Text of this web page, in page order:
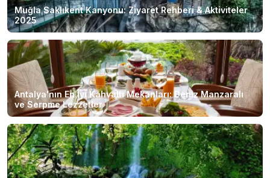
Muğla Saklıkent Kanyonu: Ziyaret Rehberi & Aktiviteler
2025
Antalya'nın En İyi Kahvaltı Mekanları: Deniz Manzaralı
ve Serpme Lezzetler